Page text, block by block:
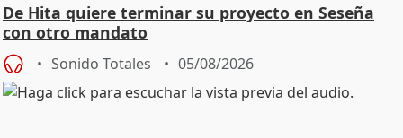
De Hita quiere terminar su proyecto en Seseña
con otro mandato
Sonido Totales 05/08/2026